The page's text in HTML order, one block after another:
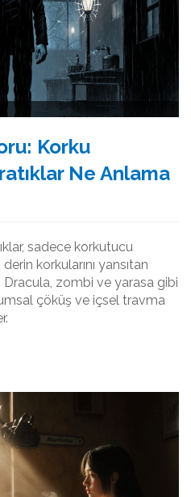
Korku
Ne Anlama
sadece korkutucu
korkularını yansıtan
Dracula, zombi ve yarasa gibi
çöküş ve içsel travma